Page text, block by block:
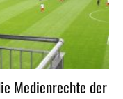
Medienrechte der